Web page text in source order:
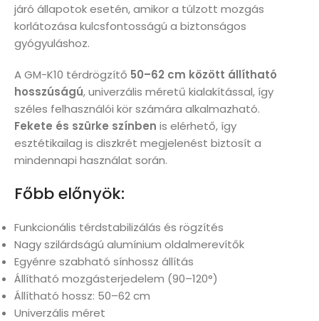
járó állapotok esetén, amikor a túlzott mozgás
korlátozása kulcsfontosságú a biztonságos
gyógyuláshoz.
A GM-K10 térdrögzítő 50–62 cm között állítható
hosszúságú, univerzális méretű kialakítással, így
széles felhasználói kör számára alkalmazható.
Fekete és szürke színben is elérhető, így
esztétikailag is diszkrét megjelenést biztosít a
mindennapi használat során.
Főbb előnyök:
Funkcionális térdstabilizálás és rögzítés
Nagy szilárdságú alumínium oldalmerevítők
Egyénre szabható sínhossz állítás
Állítható mozgásterjedelem (90–120°)
Állítható hossz: 50–62 cm
Univerzális méret